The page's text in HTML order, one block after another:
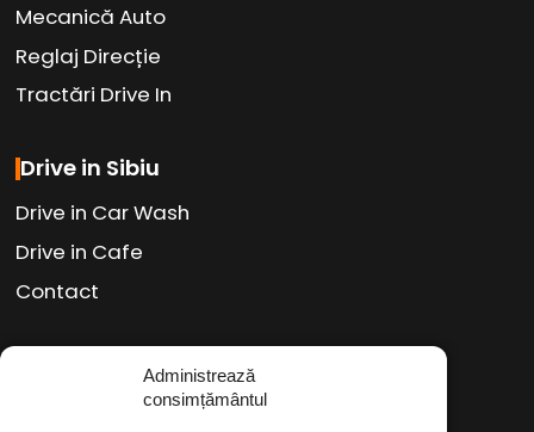
Administrează
consimțământul
Mecanică Auto
Reglaj Direcție
Tractări Drive In
Drive in Sibiu
Drive in Car Wash
Drive in Cafe
Contact
Social Media